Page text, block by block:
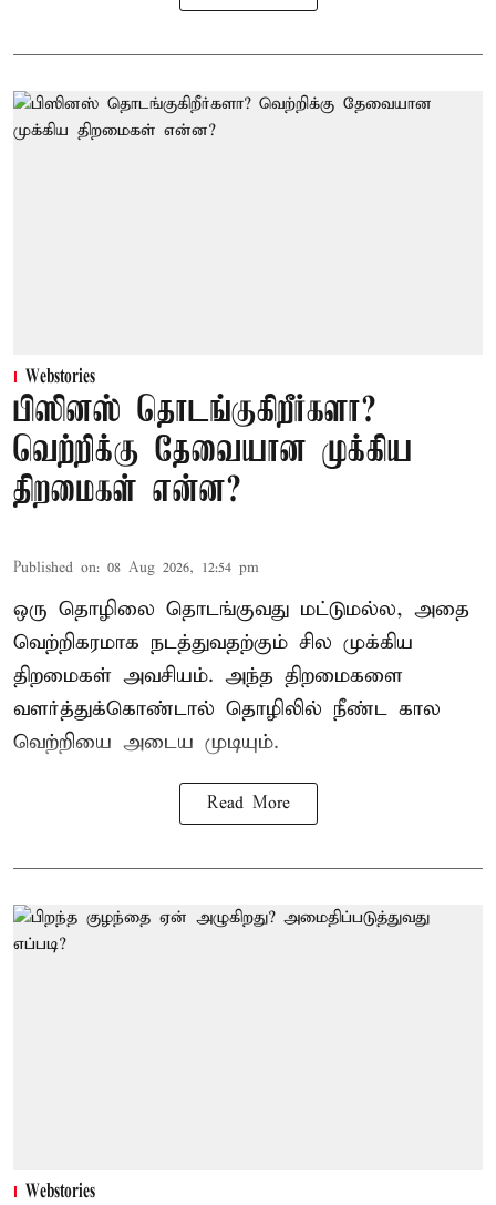
Webstories
பிஸினஸ் தொடங்குகிறீர்களா?
வெற்றிக்கு தேவையான முக்கிய
திறமைகள் என்ன?
Published on: 08 Aug 2026, 12:54 pm
ஒரு தொழிலை தொடங்குவது மட்டுமல்ல, அதை
வெற்றிகரமாக நடத்துவதற்கும் சில முக்கிய
திறமைகள் அவசியம். அந்த திறமைகளை
வளர்த்துக்கொண்டால் தொழிலில் நீண்ட கால
வெற்றியை அடைய முடியும்.
Read More
Webstories